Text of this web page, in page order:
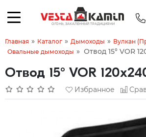
Главная » Каталог » Дымоходы » Вулкан
Овальные дымоходы » Отвод 15° VOR
Отвод 15° VOR
Избранное